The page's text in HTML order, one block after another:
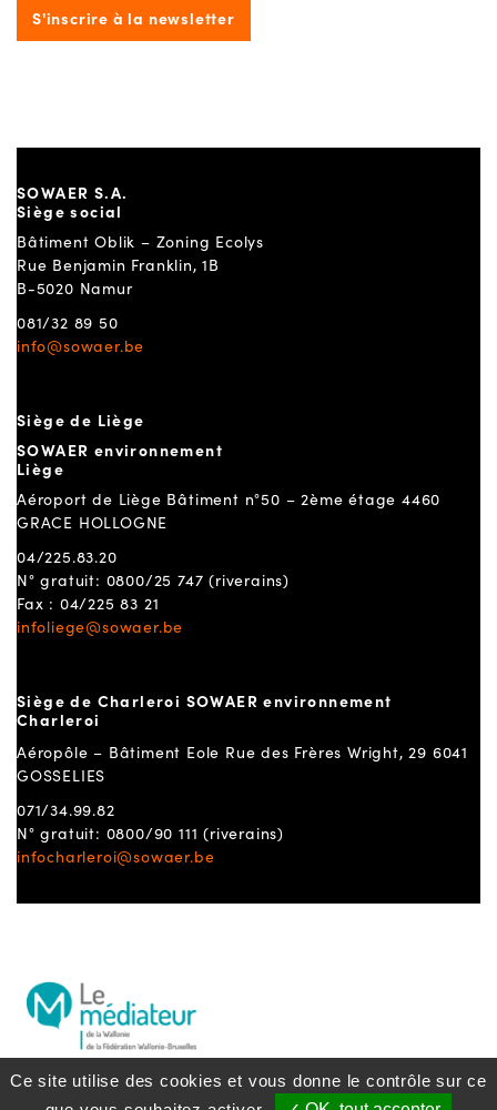
S'inscrire à la newsletter
SOWAER S.A.
Siège social
Bâtiment Oblik – Zoning Ecolys
Rue Benjamin Franklin, 1B
B-5020 Namur
081/32 89 50
info@sowaer.be
Siège de Liège
SOWAER environnement
Liège
Aéroport de Liège Bâtiment n°50 – 2ème étage 4460
GRACE HOLLOGNE
04/225.83.20
N° gratuit: 0800/25 747 (riverains)
Fax : 04/225 83 21
infoliege@sowaer.be
Siège de Charleroi SOWAER environnement
Charleroi
Aéropôle – Bâtiment Eole Rue des Frères Wright, 29 6041
GOSSELIES
071/34.99.82
N° gratuit: 0800/90 111 (riverains)
infocharleroi@sowaer.be
Ce site utilise des cookies et vous donne le contrôle sur ce